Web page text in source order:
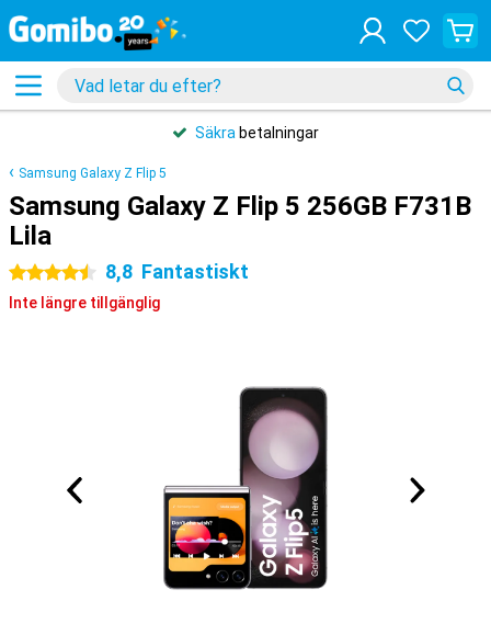
Säkra betalningar
Samsung Galaxy Z Flip 5
Samsung Galaxy Z Flip 5 256GB F731B
Lila
4.5 stjärnor 8,8 Fantastiskt
Inte längre tillgänglig